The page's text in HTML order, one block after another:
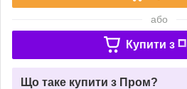
або
Купити з
Що таке купити з Пром?